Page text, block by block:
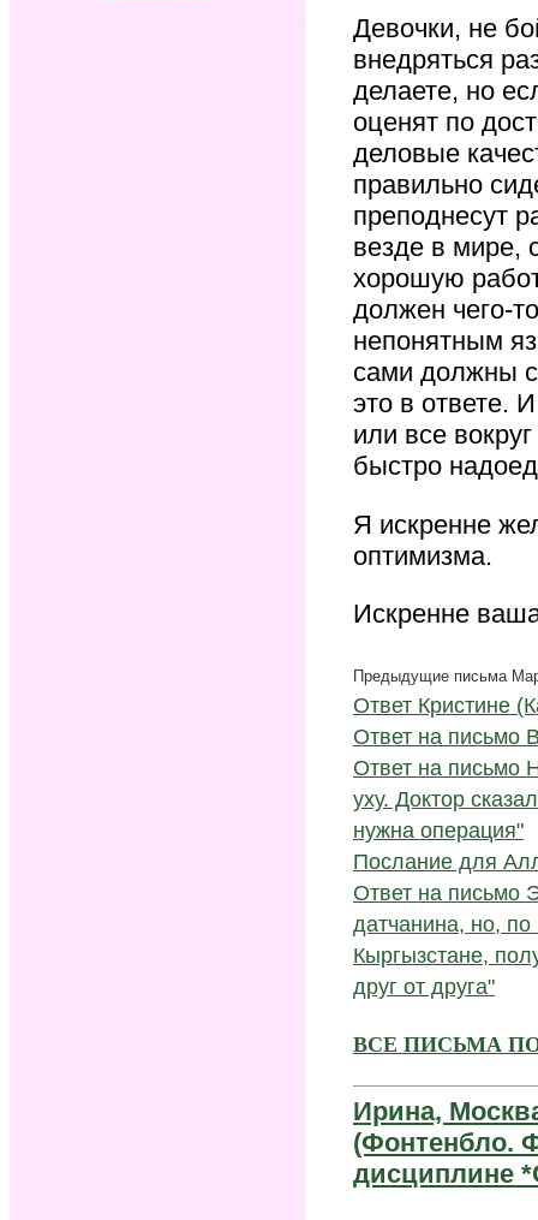
Девочки, не
внедряться
делаете, но
оценят по
деловые
правильно
преподнесут
везде в мире,
хорошую
должен чего-
непонятным
сами должны
это в ответе.
или все
быстро
Я искренне
оптимизма.
Искренне
Предыдущие письма
Ответ Кристине
Ответ на письмо
Ответ на письмо
уху. Доктор
нужна операция"
Послание для
Ответ на письмо
датчанина, но,
Кыргызстане,
друг от друга"
ВСЕ ПИСЬМА
Ирина,
(Фонтенбло.
дисциплине